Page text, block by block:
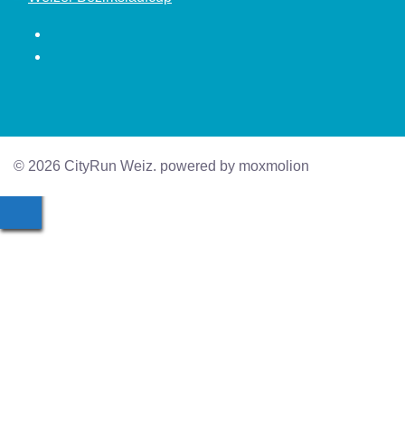
© 2026 CityRun Weiz. powered by moxmolion